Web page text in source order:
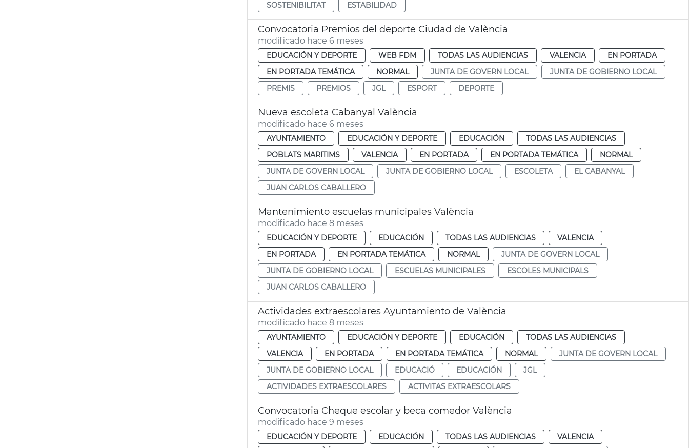
SOSTENIBILITAT
ESTABILIDAD
Convocatoria Premios del deporte Ciudad de València
modificado hace 6 meses
EDUCACIÓN Y DEPORTE WEB FDM TODAS LAS AUDIENCIAS VALENCIA
EN PORTADA
EN PORTADA TEMÁTICA
NORMAL JUNTA DE GOVERN LOCAL
JUNTA DE GOBIERNO LOCAL
PREMIS
PREMIOS JGL ESPORT DEPORTE
Nueva escoleta Cabanyal València
modificado hace 6 meses
AYUNTAMIENTO EDUCACIÓN Y DEPORTE EDUCACIÓN
TODAS LAS AUDIENCIAS
POBLATS MARITIMS
VALENCIA EN PORTADA EN PORTADA TEMÁTICA
NORMAL
JUNTA DE GOVERN LOCAL
JUNTA DE GOBIERNO LOCAL ESCOLETA
EL CABANYAL
JUAN CARLOS CABALLERO
Mantenimiento escuelas municipales València
modificado hace 8 meses
EDUCACIÓN Y DEPORTE EDUCACIÓN TODAS LAS AUDIENCIAS
VALENCIA
EN PORTADA
EN PORTADA TEMÁTICA NORMAL
JUNTA DE GOVERN LOCAL
JUNTA DE GOBIERNO LOCAL
ESCUELAS MUNICIPALES
ESCOLES MUNICIPALS
JUAN CARLOS CABALLERO
Actividades extraescolares Ayuntamiento de València
modificado hace 8 meses
AYUNTAMIENTO EDUCACIÓN Y DEPORTE EDUCACIÓN
TODAS LAS AUDIENCIAS
VALENCIA
EN PORTADA EN PORTADA TEMÁTICA NORMAL
JUNTA DE GOVERN LOCAL
JUNTA DE GOBIERNO LOCAL
EDUCACIÓ EDUCACIÓN
JGL
ACTIVIDADES EXTRAESCOLARES
ACTIVITAS EXTRAESCOLARS
Convocatoria Cheque escolar y beca comedor València
modificado hace 9 meses
EDUCACIÓN Y DEPORTE EDUCACIÓN TODAS LAS AUDIENCIAS
VALENCIA